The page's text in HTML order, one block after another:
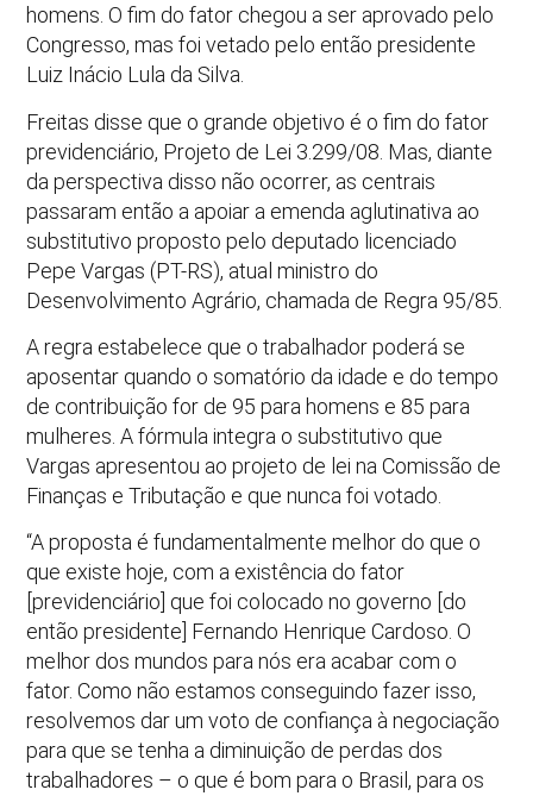
homens. O fim do fator chegou a ser aprovado pelo
Congresso, mas foi vetado pelo então presidente
Luiz Inácio Lula da Silva.
Freitas disse que o grande objetivo é o fim do fator
previdenciário, Projeto de Lei 3.299/08. Mas, diante
da perspectiva disso não ocorrer, as centrais
passaram então a apoiar a emenda aglutinativa ao
substitutivo proposto pelo deputado licenciado
Pepe Vargas (PT-RS), atual ministro do
Desenvolvimento Agrário, chamada de Regra 95/85.
A regra estabelece que o trabalhador poderá se
aposentar quando o somatório da idade e do tempo
de contribuição for de 95 para homens e 85 para
mulheres. A fórmula integra o substitutivo que
Vargas apresentou ao projeto de lei na Comissão de
Finanças e Tributação e que nunca foi votado.
“A proposta é fundamentalmente melhor do que o
que existe hoje, com a existência do fator
[previdenciário] que foi colocado no governo [do
então presidente] Fernando Henrique Cardoso. O
melhor dos mundos para nós era acabar com o
fator. Como não estamos conseguindo fazer isso,
resolvemos dar um voto de confiança à negociação
para que se tenha a diminuição de perdas dos
trabalhadores – o que é bom para o Brasil, para os